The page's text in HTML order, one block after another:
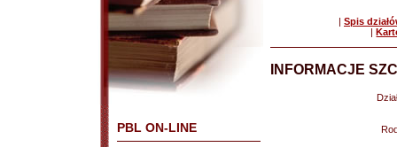
PBL ON-LINE
| Spis
|
INFORMACJE